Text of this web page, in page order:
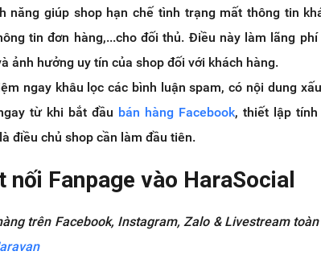
năng giúp shop hạn chế tình trạng mất thông tin
tin đơn hàng,...cho đối thủ. Điều này làm lãng phí
ảnh hưởng uy tín của shop đối với khách hàng.
ngay khâu lọc các bình luận spam, có nội dung
từ khi bắt đầu bán hàng Facebook, thiết lập
điều chủ shop cần làm đầu tiên.
nối Fanpage vào HaraSocial
trên Facebook, Instagram, Zalo & Livestream